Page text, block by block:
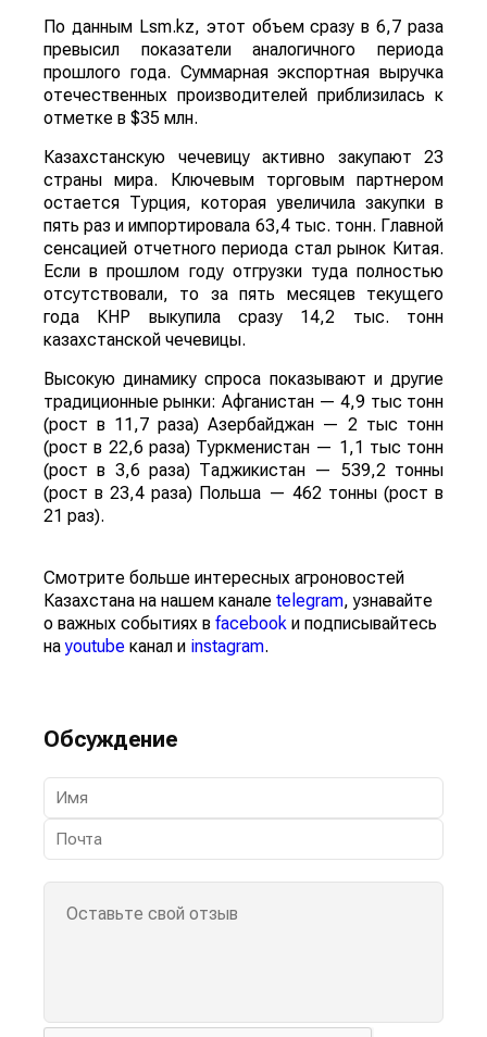
По данным Lsm.kz, этот объем сразу в 6,7 раза
превысил показатели аналогичного периода
прошлого года. Суммарная экспортная выручка
отечественных производителей приблизилась к
отметке в $35 млн.
Казахстанскую чечевицу активно закупают 23
страны мира. Ключевым торговым партнером
остается Турция, которая увеличила закупки в
пять раз и импортировала 63,4 тыс. тонн. Главной
сенсацией отчетного периода стал рынок Китая.
Если в прошлом году отгрузки туда полностью
отсутствовали, то за пять месяцев текущего
года КНР выкупила сразу 14,2 тыс. тонн
казахстанской чечевицы.
Высокую динамику спроса показывают и другие
традиционные рынки: Афганистан — 4,9 тыс тонн
(рост в 11,7 раза) Азербайджан — 2 тыс тонн
(рост в 22,6 раза) Туркменистан — 1,1 тыс тонн
(рост в 3,6 раза) Таджикистан — 539,2 тонны
(рост в 23,4 раза) Польша — 462 тонны (рост в
21 раз).
Смотрите больше интересных агроновостей
Казахстана на нашем канале telegram, узнавайте
о важных событиях в facebook и подписывайтесь
наyoutube канал и instagram.
Обсуждение